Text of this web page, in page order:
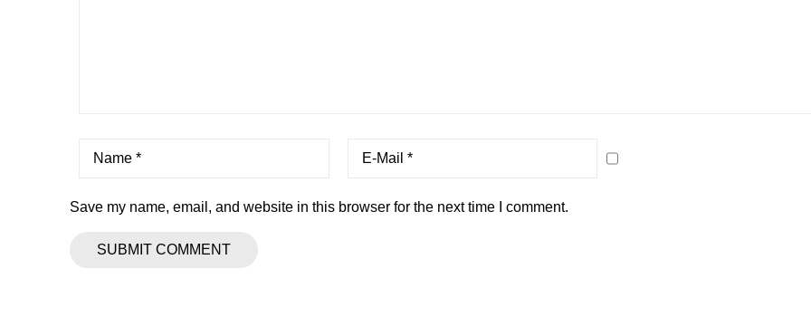
Save my name, email, and website in this browser for the next time I comment.